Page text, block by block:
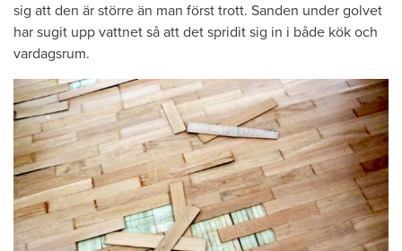
sig att den är större än man först trott. Sanden under golvet
har sugit upp vattnet så att det spridit sig in i både kök och
vardagsrum.